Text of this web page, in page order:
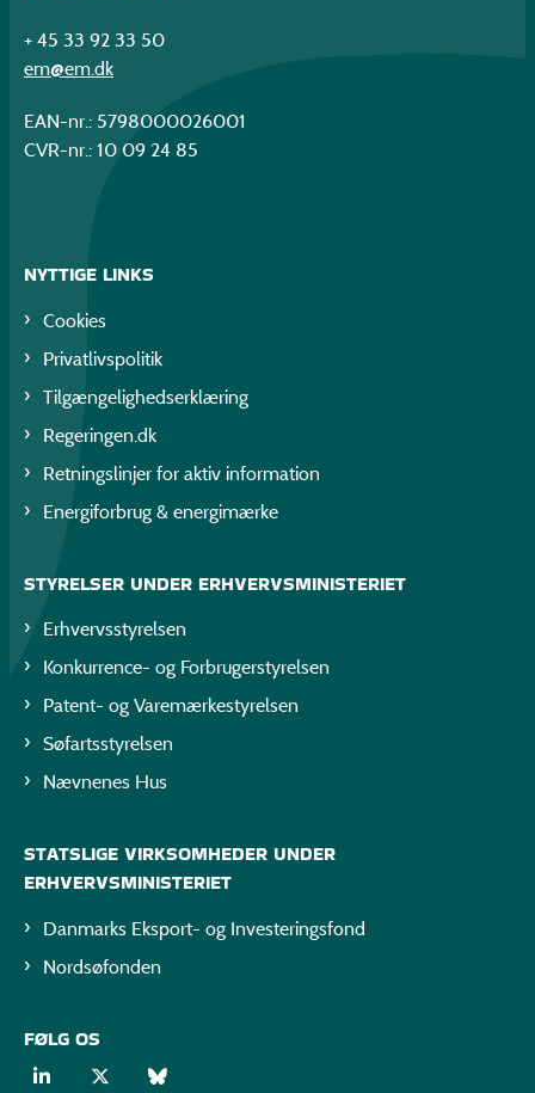
+ 45 33 92 33 50
em@em.dk
EAN-nr.: 5798000026001
CVR-nr.: 10 09 24 85
NYTTIGE LINKS
Cookies
Privatlivspolitik
Tilgængelighedserklæring
Regeringen.dk
Retningslinjer for aktiv information
Energiforbrug & energimærke
STYRELSER UNDER ERHVERVSMINISTERIET
Erhvervsstyrelsen
Konkurrence- og Forbrugerstyrelsen
Patent- og Varemærkestyrelsen
Søfartsstyrelsen
Nævnenes Hus
STATSLIGE VIRKSOMHEDER UNDER
ERHVERVSMINISTERIET
Danmarks Eksport- og Investeringsfond
Nordsøfonden
FØLG OS